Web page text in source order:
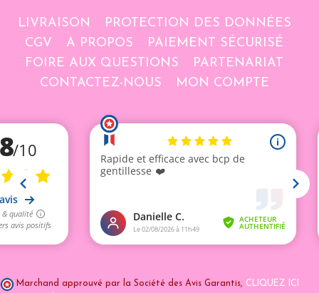
LIVRAISON
PROTECTION DES DONNÉES
CGV
A PROPOS
PAIEMENT SÉCURISÉ
FOIRE AUX QUESTIONS
PARTENARIAT
CONTACTEZ-NOUS
MON COMPTE
Marchand approuvé par la Société des Avis Garantis, CLIQUEZ ICI